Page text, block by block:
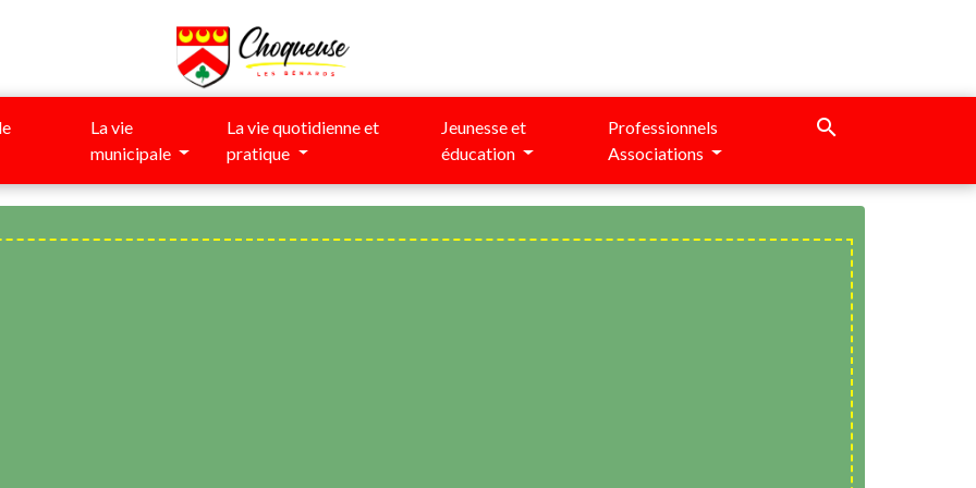
La vie
municipale
La vie quotidienne et
pratique
Jeunesse et
éducation
Professionnels
Associations
search